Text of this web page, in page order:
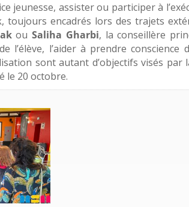
jeunesse, assister ou participer à
toujours encadrés lors des trajets
ouSaliha Gharbi, la conseillère
l’élève, l’aider à prendre conscience
sont autant d’objectifs visés par
le 20 octobre.